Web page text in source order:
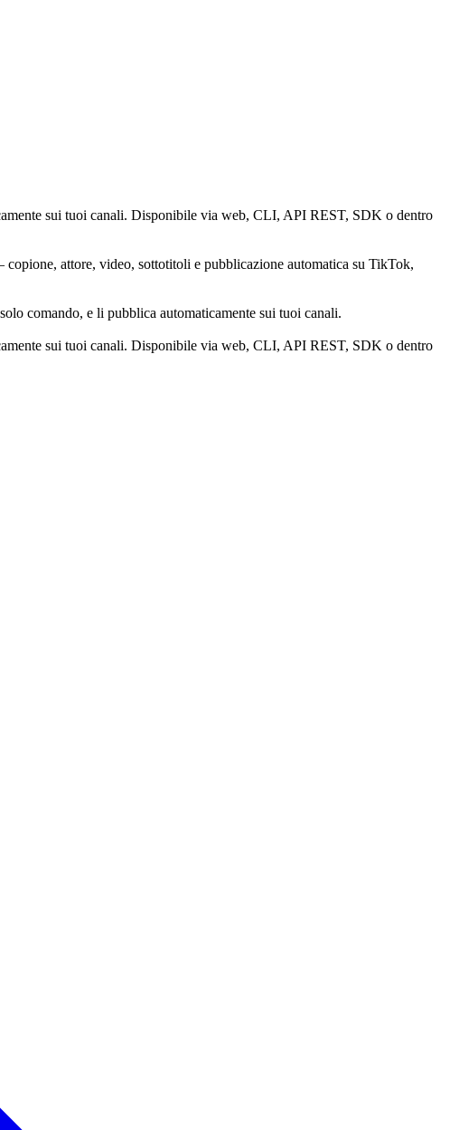
sui tuoi canali. Disponibile via web, CLI, API REST, SDK o dentro
attore, video, sottotitoli e pubblicazione automatica su TikTok,
comando, e li pubblica automaticamente sui tuoi canali.
sui tuoi canali. Disponibile via web, CLI, API REST, SDK o dentro